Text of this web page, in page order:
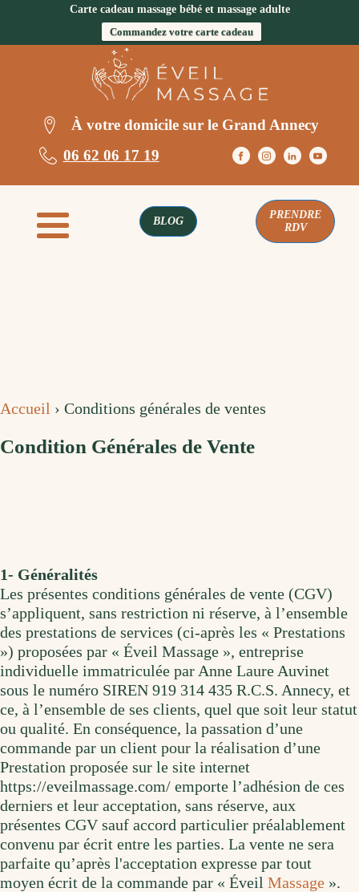
Carte cadeau massage bébé et massage adulte
Commandez votre carte cadeau
À votre domicile sur le Grand Annecy
06 62 06 17 19
BLOG
PRENDRE
RDV
Accueil › Conditions générales de ventes
Condition Générales de Vente
1- Généralités
Les présentes conditions générales de vente (CGV)
s’appliquent, sans restriction ni réserve, à l’ensemble
des prestations de services (ci-après les « Prestations
») proposées par « Éveil Massage », entreprise
individuelle immatriculée par Anne Laure Auvinet
sous le numéro SIREN 919 314 435 R.C.S. Annecy, et
ce, à l’ensemble de ses clients, quel que soit leur statut
ou qualité. En conséquence, la passation d’une
commande par un client pour la réalisation d’une
Prestation proposée sur le site internet
https://eveilmassage.com/ emporte l’adhésion de ces
derniers et leur acceptation, sans réserve, aux
présentes CGV sauf accord particulier préalablement
convenu par écrit entre les parties. La vente ne sera
parfaite qu’après l'acceptation expresse par tout
moyen écrit de la commande par « Éveil Massage ».